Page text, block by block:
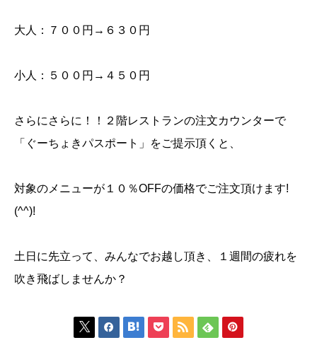
大人：７００円→６３０円
小人：５００円→４５０円
さらにさらに！！２階レストランの注文カウンターで
「ぐーちょきパスポート」をご提示頂くと、
対象のメニューが１０％OFFの価格でご注文頂けます!
(^^)!
土日に先立って、みんなでお越し頂き、１週間の疲れを
吹き飛ばしませんか？
      